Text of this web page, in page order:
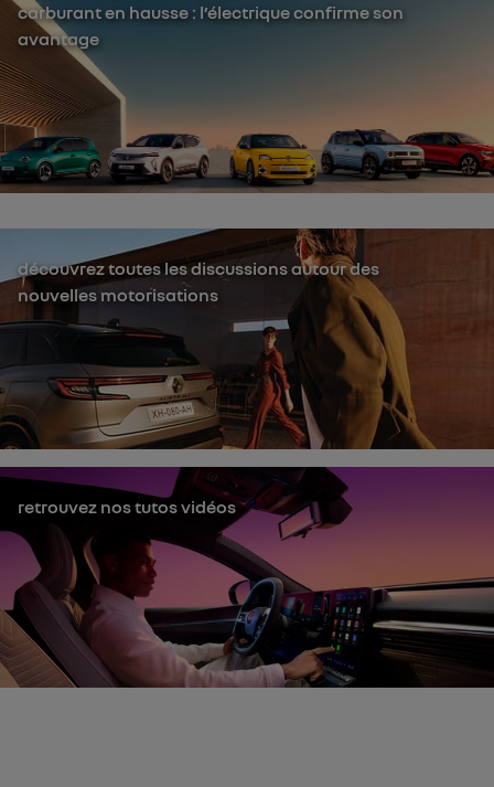
carburant en hausse : l’électrique confirme son
avantage
découvrez toutes les discussions autour des
nouvelles motorisations
retrouvez nos tutos vidéos